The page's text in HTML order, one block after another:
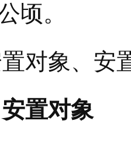
顷。
对象、安
安置对象